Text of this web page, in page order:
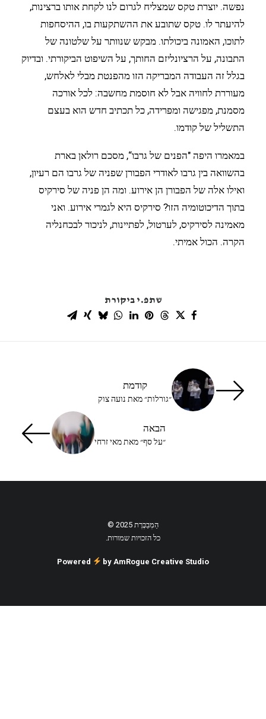
נפשה. יוצרת טקס שמצליח לגרום לנו לקחת אותו ברצינות,
להיעתר לו. טקס שתובע את ההשתקעות בו, ההיסחפות
לתוכו, האמונה ביכולתו. מבקש שנוותר על שלטונה של
התבונה, על הרציונליזם החותך, על השיפוט הביקורתי. ובדיוק
בגלל זה העבודה המבריקה הזו מהפנטת מבלי לאלחש,
מעוררת לחוויה אבל לא חוסמת מחשבה: לכל אורכה
מסמנת, מפגישה ומפרידה, כל תכתיב חדש הוא בעצם
התשליל של קודמו.
במאמרו היפה "הפנים של גרבו“, מסכם רולאן בארת
בהשוואה בין גרבו לאודרי הפבורן שפניה של גרבו הם רעיון,
ואילו אלה של הפבורן הן אירוע. ומה הן פניה של סירקיס
בתוך הדיכוטומיה הזו? סירקיס היא לגמרי אירוע. ואני
מאמינה לסירקיס, לערטול, לפתיינות, לניכור לבכחנליה
הקרה. הכול אמיתי.
שתפ.י ביקורת
קודמת
״גורלות״ מאת נועה צוק
הבאה
״על סף״ מאת מאי זרחי
הַמְבַכֶּרֶת 2025 ©
כל הזכויות שמורות.
Powered by AmRogue Creative Studio